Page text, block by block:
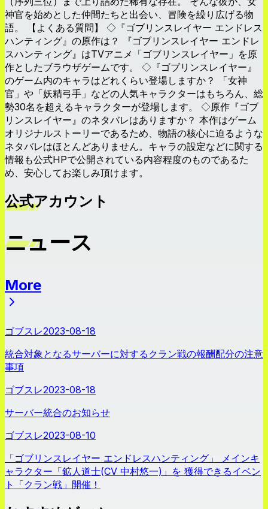
神官を始めとした仲間たちと出会い、冒険を繰り広げる物
語。 【よくある質問】 ◇『ゴブリンスレイヤー エンドレス
ハンティング』の原作は？ 『ゴブリンスレイヤー エンドレ
スハンティング』はTVアニメ「ゴブリンスレイヤー」を原
作としたブラウザゲームです。 ◇『ゴブリンスレイヤー』
のゲーム内のキャラはどれくらい登場しますか？ 「女神
官」や「妖精弓手」などの人気キャラクターはもちろん、総
勢30名を超えるキャラクターが登場します。 ◇原作『ゴブ
リンスレイヤー』のネタバレはありますか？ 本作はゲーム
オリジナルストーリーであるため、物語の核心に迫るような
ネタバレはほとんどありません。キャラの設定などに関する
情報も公式HPで公開されている内容程度のものであるた
め、安心してお楽しみ頂けます。
公式アカウント
ニュース
More
ゴブスレ2023-08-18
統合対象となるサーバーに対するクラン戦の報酬配分の注意
事項
ゴブスレ2023-08-18
サーバー統合のお知らせ
ゴブスレ2023-08-10
「ゴブリンスレイヤー エンドレスハンティング」 メインキ
ャラクター「鉱人道士(CV 中村悠一)」を 獲得できるイベン
ト「クラン戦」開催！